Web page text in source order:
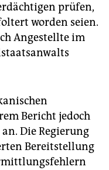
prüfen,
worden seien.
Angestellte im
Bericht jedoch
Die Regierung
Bereitstellung